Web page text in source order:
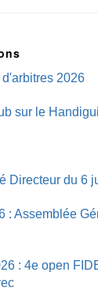
2026
sur le
Directeur du 6
: Assemblée
: 4e open